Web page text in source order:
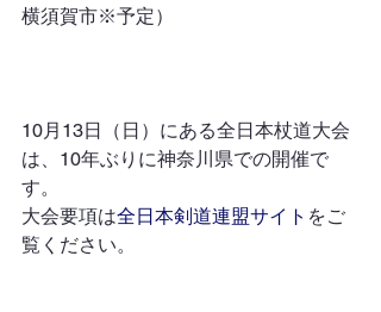
横須賀市※予定）
10月13日（日）にある全日本杖道大会
は、10年ぶりに神奈川県での開催で
す。
大会要項は全日本剣道連盟サイト をご
覧ください。